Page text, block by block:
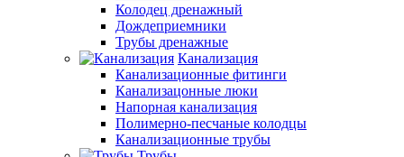
Колодец дренажный
Дождеприемники
Трубы дренажные
Канализация
Канализационные фитинги
Канализацонные люки
Напорная канализация
Полимерно-песчаные колодцы
Канализационные трубы